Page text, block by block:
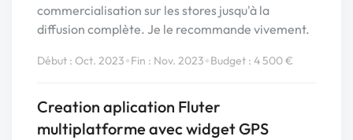
commercialisation sur les stores jusqu'à la
diffusion complète. Je le recommande vivement.
Début : Oct. 2023•Fin : Nov. 2023•Budget : 4 500 €
Creation aplication Fluter
multiplatforme avec widget GPS